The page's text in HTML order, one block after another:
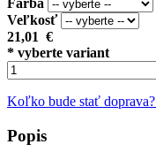
Farba
Veľkosť
21,01 €
* vyberte variant
Koľko bude stať doprava?
Popis